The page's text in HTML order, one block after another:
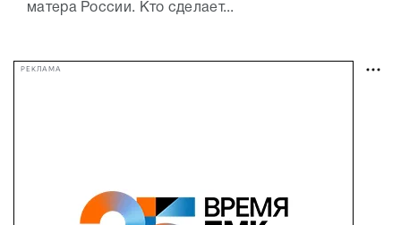
матера России. Кто сделает...
РЕКЛАМА